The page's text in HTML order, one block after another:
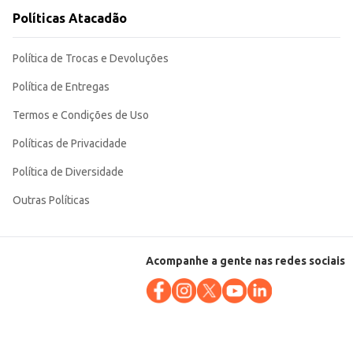
Políticas Atacadão
Política de Trocas e Devoluções
Política de Entregas
Termos e Condições de Uso
Políticas de Privacidade
Política de Diversidade
Outras Políticas
Acompanhe a gente nas redes sociais